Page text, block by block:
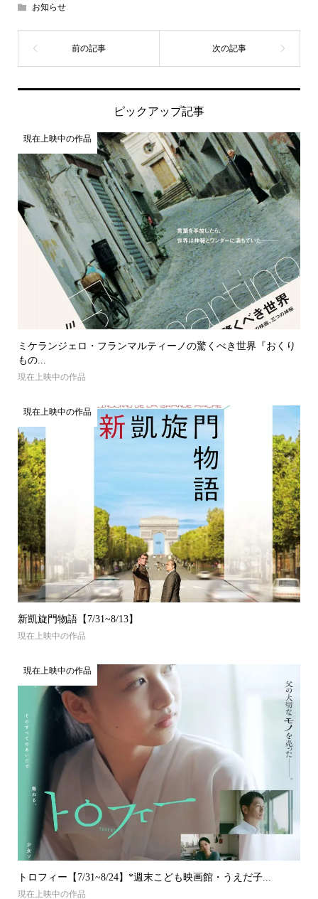
お知らせ
ピックアップ記事
現在上映中の作品
ミケランジェロ・フランマルティーノの驚くべき世界『おくり
もの...
現在上映中の作品
現在上映中の作品
新凱旋門物語【7/31~8/13】
現在上映中の作品
現在上映中の作品
トロフィー【7/31~8/24】*週末こども映画館・うえだ子...
現在上映中の作品